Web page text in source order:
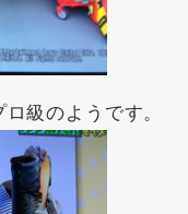
級のようです。